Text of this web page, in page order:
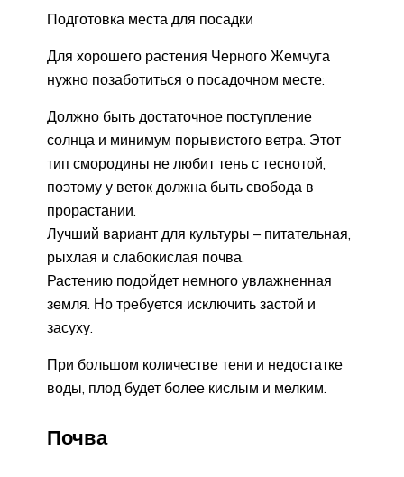
Подготовка места для посадки
Для хорошего растения Черного Жемчуга
нужно позаботиться о посадочном месте:
Должно быть достаточное поступление
солнца и минимум порывистого ветра. Этот
тип смородины не любит тень с теснотой,
поэтому у веток должна быть свобода в
прорастании.
Лучший вариант для культуры – питательная,
рыхлая и слабокислая почва.
Растению подойдет немного увлажненная
земля. Но требуется исключить застой и
засуху.
При большом количестве тени и недостатке
воды, плод будет более кислым и мелким.
Почва